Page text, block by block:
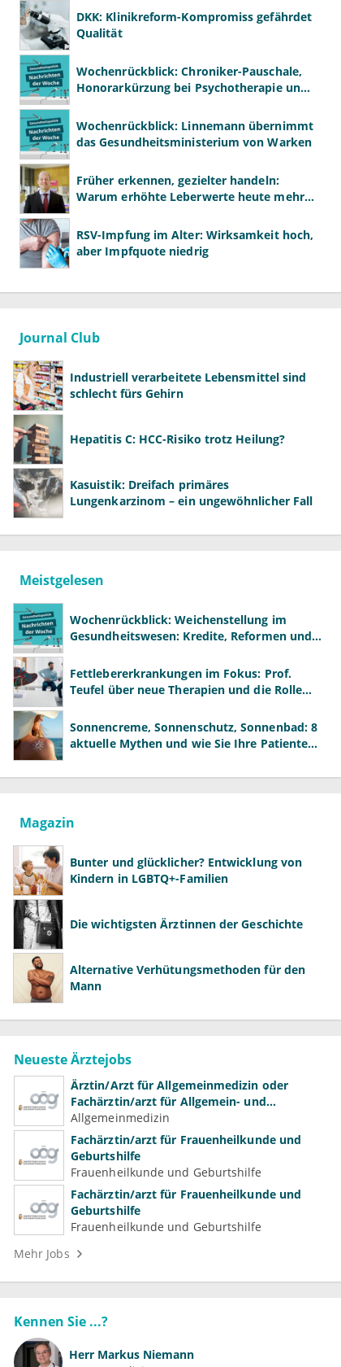
DKK: Klinikreform-Kompromiss gefährdet
Qualität
Wochenrückblick: Chroniker-Pauschale,
Honorarkürzung bei Psychotherapie und
Wochenrückblick: Linnemann übernimmt
das Gesundheitsministerium von Warken
Früher erkennen, gezielter handeln:
Warum erhöhte Leberwerte heute mehr
RSV-Impfung im Alter: Wirksamkeit hoch,
aber Impfquote niedrig
Journal Club
Industriell verarbeitete Lebensmittel sind
schlecht fürs Gehirn
Hepatitis C: HCC-Risiko trotz Heilung?
Kasuistik: Dreifach primäres
Lungenkarzinom – ein ungewöhnlicher Fall
Meistgelesen
Wochenrückblick: Weichenstellung im
Gesundheitswesen: Kredite, Reformen und
Fettlebererkrankungen im Fokus: Prof.
Teufel über neue Therapien und die Rolle
Sonnencreme, Sonnenschutz, Sonnenbad: 8
aktuelle Mythen und wie Sie Ihre Patienten
Magazin
Bunter und glücklicher? Entwicklung von
Kindern in LGBTQ+-Familien
Die wichtigsten Ärztinnen der Geschichte
Alternative Verhütungsmethoden für den
Mann
Neueste Ärztejobs
Ärztin/Arzt für Allgemeinmedizin oder
Fachärztin/arzt für Allgemein- und
Familienmedizin für Psychiatrie und
Psychotherapeutische Medizin
Allgemeinmedizin
Fachärztin/arzt für Frauenheilkunde und
Geburtshilfe
Frauenheilkunde und Geburtshilfe
Fachärztin/arzt für Frauenheilkunde und
Geburtshilfe
Frauenheilkunde und Geburtshilfe
Mehr Jobs
Kennen Sie ...?
Herr Markus Niemann